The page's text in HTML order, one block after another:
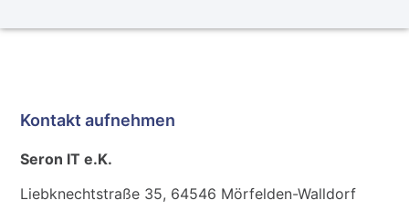
Kontakt aufnehmen
Seron IT e.K.
Liebknechtstraße 35, 64546 Mörfelden-Walldorf